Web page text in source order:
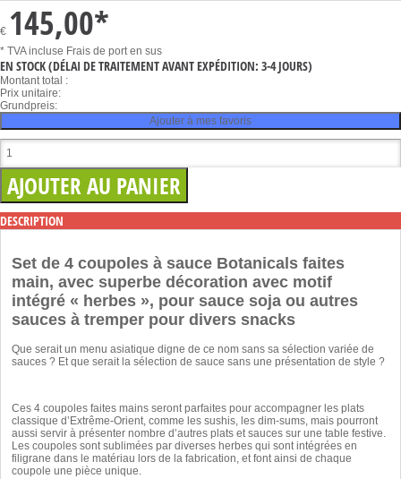
€ 145,00*
* TVA incluse Frais de port en sus
EN STOCK(DÉLAI DE TRAITEMENT AVANT EXPÉDITION: 3-4 JOURS)
Montant total :
Prix unitaire:
Grundpreis:
Ajouter à mes favoris
DESCRIPTION
Set de 4 coupoles à sauce Botanicals faites
main, avec superbe décoration avec motif
intégré « herbes », pour sauce soja ou autres
sauces à tremper pour divers snacks
Que serait un menu asiatique digne de ce nom sans sa sélection variée de
sauces ? Et que serait la sélection de sauce sans une présentation de style ?
Ces 4 coupoles faites mains seront parfaites pour accompagner les plats
classique d’Extrême-Orient, comme les sushis, les dim-sums, mais pourront
aussi servir à présenter nombre d’autres plats et sauces sur une table festive.
Les coupoles sont sublimées par diverses herbes qui sont intégrées en
filigrane dans le matériau lors de la fabrication, et font ainsi de chaque
coupole une pièce unique.